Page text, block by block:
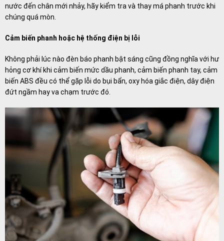
nước đến chân mới nhảy, hãy kiểm tra và thay má phanh trước khi
chúng quá mòn.
Cảm biến phanh hoặc hệ thống điện bị lỗi
Không phải lúc nào đèn báo phanh bật sáng cũng đồng nghĩa với hư
hỏng cơ khí khi cảm biến mức dầu phanh, cảm biến phanh tay, cảm
biến ABS đều có thể gặp lỗi do bụi bẩn, oxy hóa giắc điện, dây điện
đứt ngầm hay va chạm trước đó.